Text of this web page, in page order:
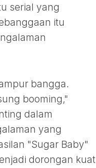
serial yang
itu
bangga.
booming,"
dalam
yang
"Sugar Baby"
dorongan kuat